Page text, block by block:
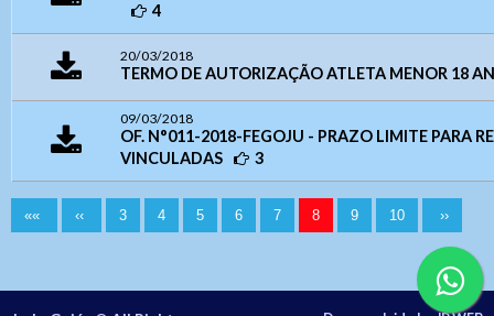
4
20/03/2018
TERMO DE AUTORIZAÇÃO ATLETA MENOR 18
09/03/2018
OF. N°011-2018-FEGOJU - PRAZO LIMITE PARA
VINCULADAS
3
«« ‹‹ 3 4 5 6 7 8 9 10 ››